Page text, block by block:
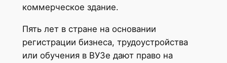
коммерческое здание.
Пять лет в стране на основании
регистрации бизнеса, трудоустройства
или обучения в ВУЗе дают право на